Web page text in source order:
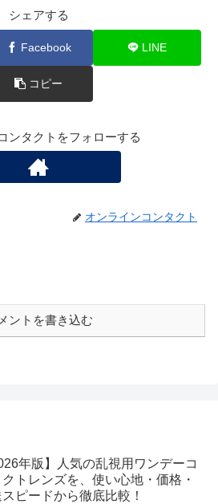
シェアする
Facebook LINE
コピー
ンタクトをフォローする
オンラインコンタクト
ントを書き込む
年版】人気の乱視用ワンデーコ
クトレンズを、使い心地・価格・
ピードから徹底比較！